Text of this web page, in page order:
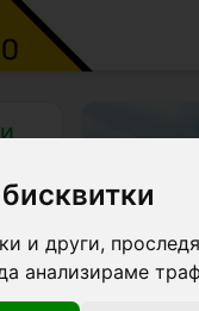
и други,
анализираме